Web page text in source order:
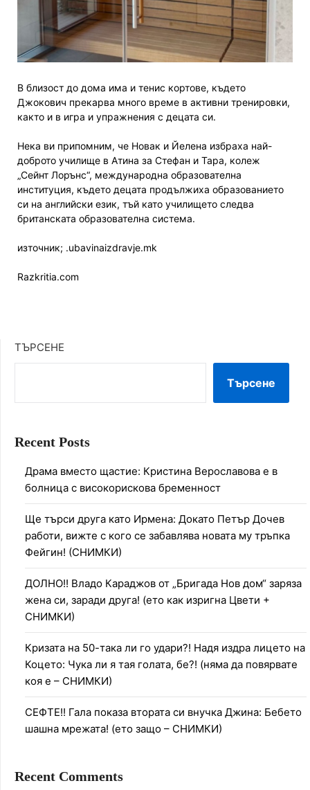
В близост до дома има и тенис кортове, където
Джокович прекарва много време в активни тренировки,
както и в игра и упражнения с децата си.
Нека ви припомним, че Новак и Йелена избраха най-
доброто училище в Атина за Стефан и Тара, колеж
„Сейнт Лорънс“, международна образователна
институция, където децата продължиха образованието
си на английски език, тъй като училището следва
британската образователна система.
източник; .ubavinaizdravje.mk
Razkritia.com
ТЪРСЕНЕ
Търсене
Recent Posts
Драма вместо щастие: Кристина Верославова е в
болница с високорискова бременност
Ще търси друга като Ирмена: Докато Петър Дочев
работи, вижте с кого се забавлява новата му тръпка
Фейгин! (СНИМКИ)
ДОЛНО!! Владо Караджов от „Бригада Нов дом“ заряза
жена си, заради друга! (ето как изригна Цвети +
СНИМКИ)
Кризата на 50-така ли го удари?! Надя издра лицето на
Коцето: Чука ли я тая голата, бе?! (няма да повярвате
коя е – СНИМКИ)
СЕФТЕ!! Гала показа втората си внучка Джина: Бебето
шашна мрежата! (ето защо – СНИМКИ)
Recent Comments